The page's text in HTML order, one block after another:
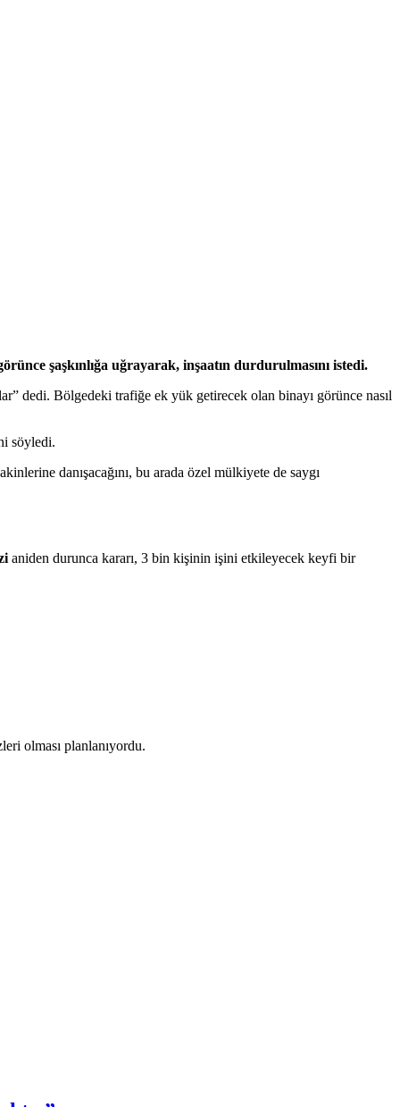
şaşkınlığa uğrayarak, inşaatın durdurulmasını istedi.
dedi. Bölgedeki trafiğe ek yük getirecek olan binayı görünce nasıl
söyledi.
danışacağını, bu arada özel mülkiyete de saygı
aniden durunca kararı, 3 bin kişinin işini etkileyecek keyfi bir
olması planlanıyordu.